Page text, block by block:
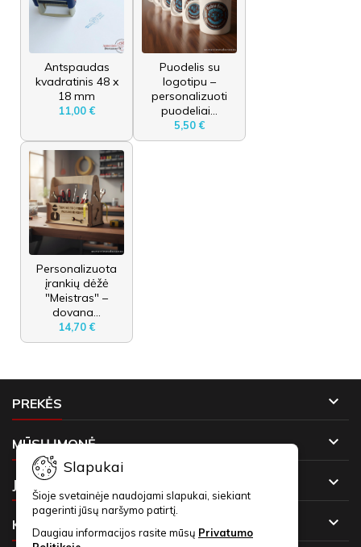
Antspaudas
kvadratinis 48 x
18 mm
11,00 €
Puodelis su
logotipu –
personalizuoti
puodeliai...
5,50 €
Personalizuota
įrankių dėžė
"Meistras" –
dovana...
14,70 €
PREKĖS 
MŪSŲ ĮMONĖ 
JŪSŲ PASKYRA 
KONTAKTAI 
Slapukai
Šioje svetainėje naudojami slapukai, siekiant
pagerinti jūsų naršymo patirtį.
Daugiau informacijos rasite mūsų Privatumo